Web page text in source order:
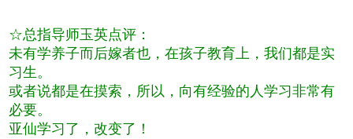
☆总指导师玉英点评：
未有学养子而后嫁者也，在孩子教育上，我们都是实
习生。
或者说都是在摸索，所以，向有经验的人学习非常有
必要。
亚仙学习了，改变了！